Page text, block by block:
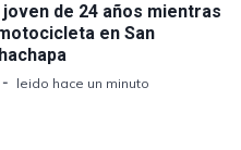
de 24 años mientras
en San
leido hace un minuto